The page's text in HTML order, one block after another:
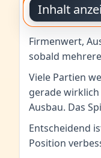
Inhalt
Firmenwert,
sobald mehrere
Viele Partien
gerade
Ausbau. Das
Entscheidend
Position